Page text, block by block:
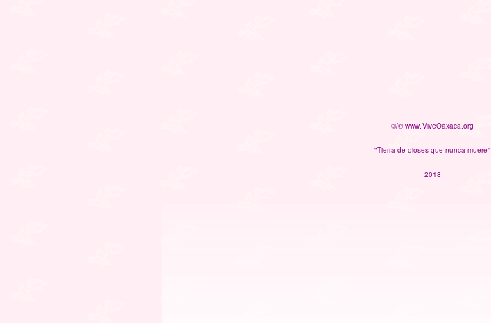
©/℗ www.ViveOaxaca.org
"Tierra de dioses que nunca muere"
2018